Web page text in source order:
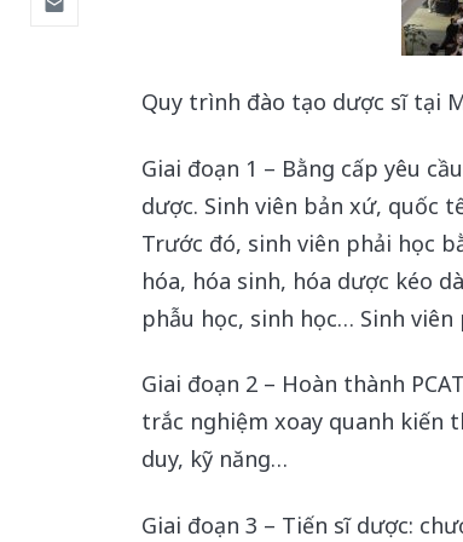
Quy trình đào tạo dược sĩ tại
Giai đoạn 1 – Bằng cấp yêu
dược. Sinh viên bản xứ, quốc
Trước đó, sinh viên phải học
hóa, hóa sinh, hóa dược kéo
phẫu học, sinh học… Sinh
Giai đoạn 2 – Hoàn thành
trắc nghiệm xoay quanh kiến
duy, kỹ năng…
Giai đoạn 3 – Tiến sĩ dược: